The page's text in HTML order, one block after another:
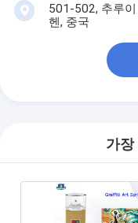
501-502, 추루이
헨, 중국
가장